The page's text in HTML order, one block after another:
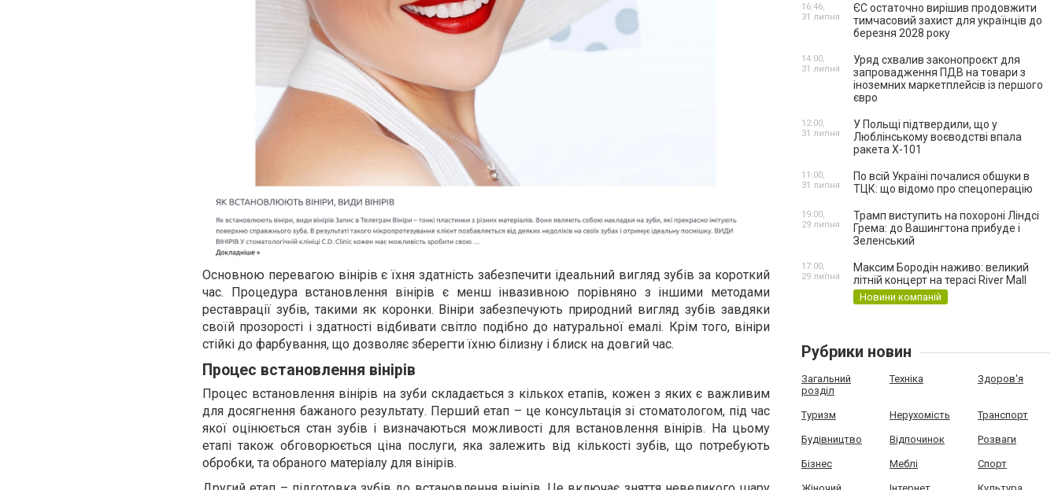
Основною перевагою вінірів є їхня здатність забезпечити ідеальний вигляд зубів за короткий
час. Процедура встановлення вінірів є менш інвазивною порівняно з іншими методами
реставрації зубів, такими як коронки. Вініри забезпечують природний вигляд зубів завдяки
своїй прозорості і здатності відбивати світло подібно до натуральної емалі. Крім того, вініри
стійкі до фарбування, що дозволяє зберегти їхню білизну і блиск на довгий час.
Процес встановлення вінірів
Процес встановлення вінірів на зуби складається з кількох етапів, кожен з яких є важливим
для досягнення бажаного результату. Перший етап – це консультація зі стоматологом, під час
якої оцінюється стан зубів і визначаються можливості для встановлення вінірів. На цьому
етапі також обговорюється ціна послуги, яка залежить від кількості зубів, що потребують
обробки, та обраного матеріалу для вінірів.
ЄС остаточно вирішив продовжити
тимчасовий захист для українців до
березня 2028 року
16:46,
31 липня
Уряд схвалив законопроєкт для
запровадження ПДВ на товари з
іноземних маркетплейсів із першого
євро
14:00,
31 липня
У Польщі підтвердили, що у
Люблінському воєводстві впала
ракета Х-101
12:00,
31 липня
По всій Україні почалися обшуки в
ТЦК: що відомо про спецоперацію
11:00,
31 липня
Трамп виступить на похороні Ліндсі
Грема: до Вашингтона прибуде і
Зеленський
19:00,
29 липня
Максим Бородін наживо: великий
літній концерт на терасі River Mall
Новини компаній
17:00,
29 липня
Рубрики новин
Загальний
розділ
Техніка Здоров'я
Туризм Нерухомість Транспорт
Будівництво Відпочинок Розваги
Бізнес Меблі Спорт